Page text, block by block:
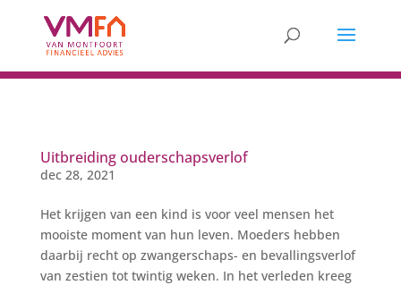
Uitbreiding ouderschapsverlof
dec 28, 2021
Het krijgen van een kind is voor veel mensen het
mooiste moment van hun leven. Moeders hebben
daarbij recht op zwangerschaps- en bevallingsverlof
van zestien tot twintig weken. In het verleden kreeg